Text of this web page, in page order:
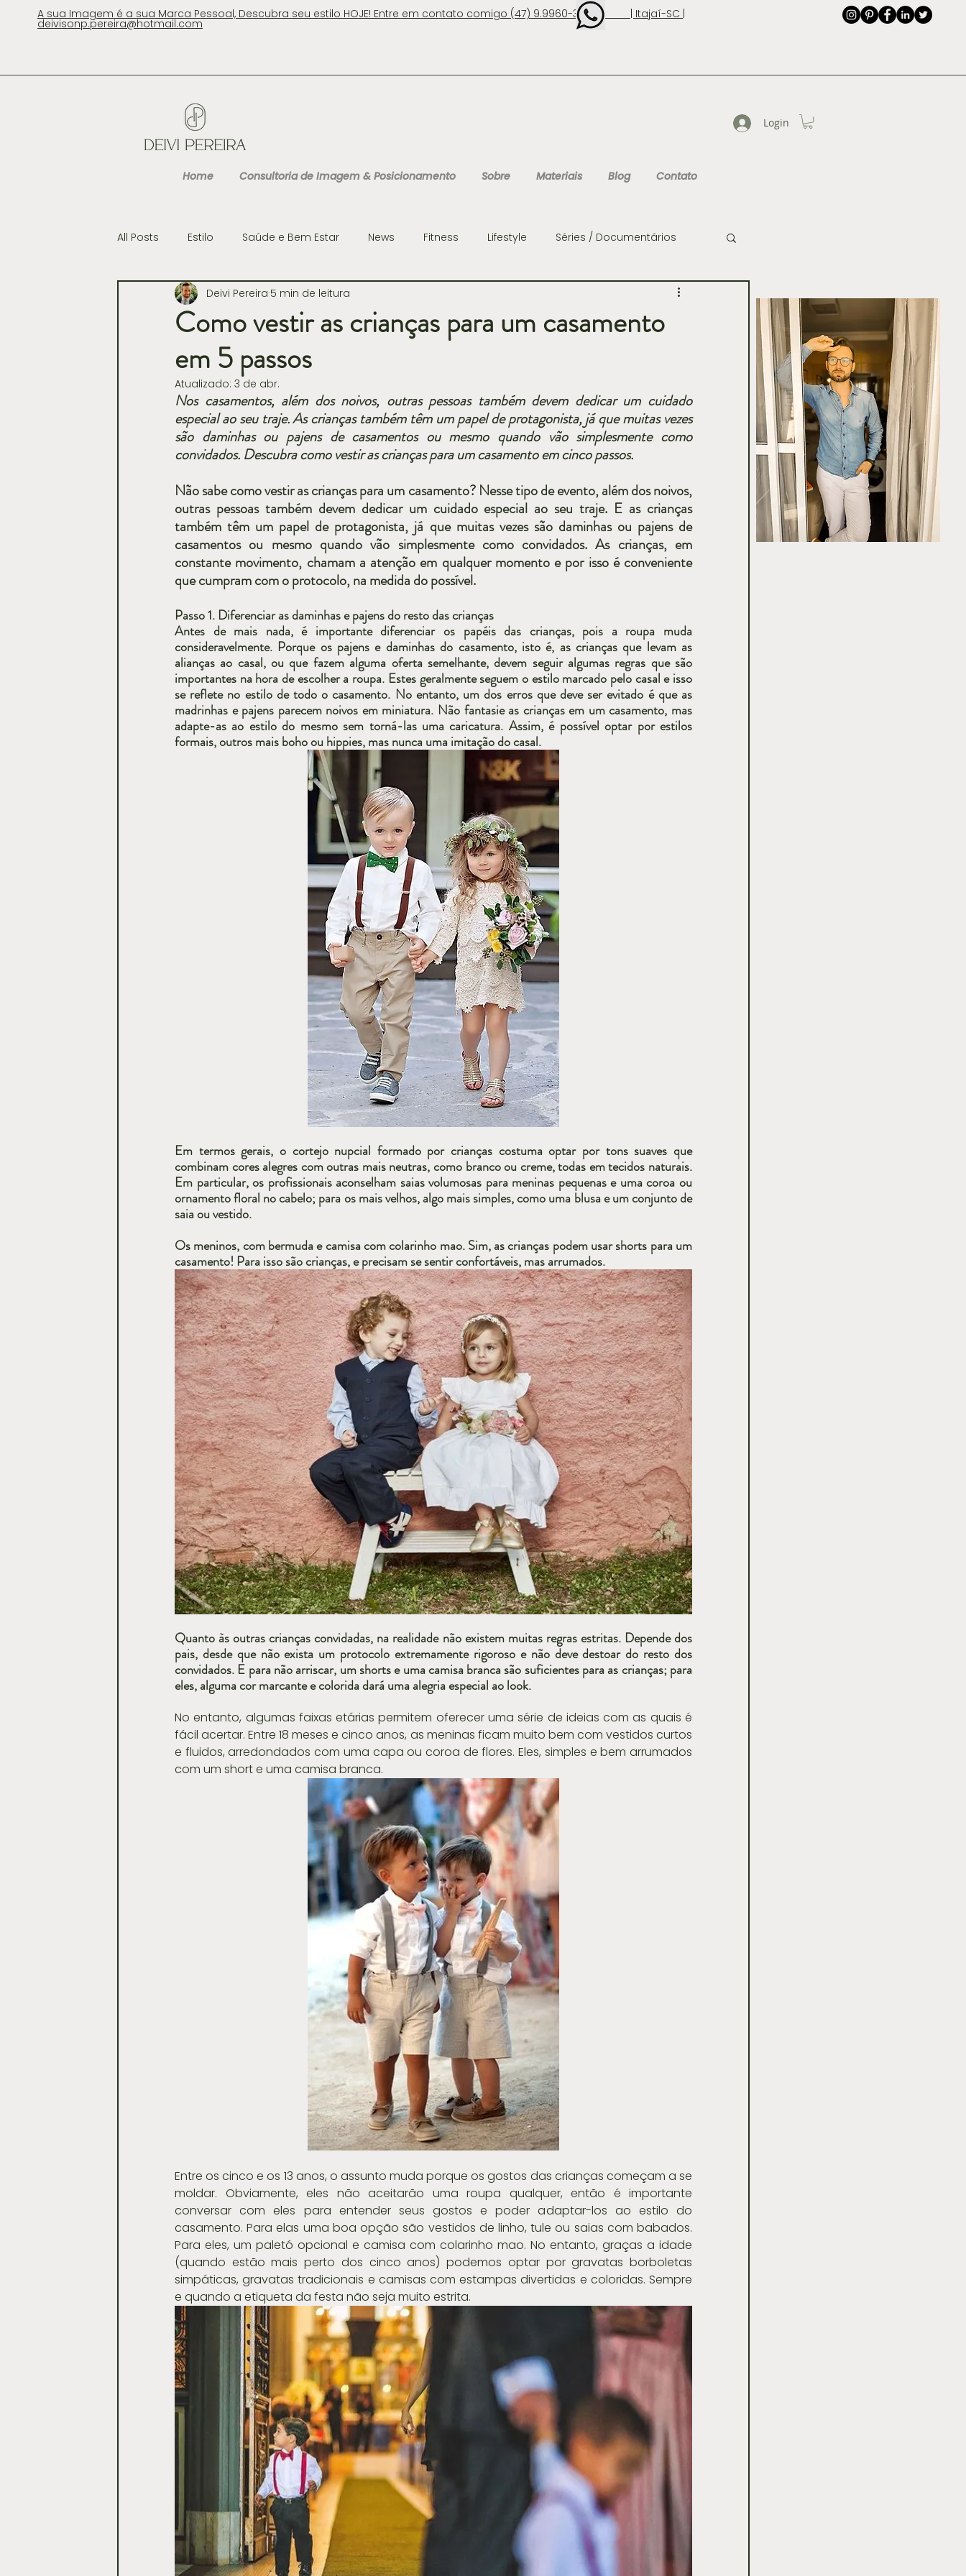
A sua Imagem é a sua Marca Pessoal, Descubra seu estilo HOJE! Entre em contato comigo (47) 9.9960-3131 | Itajaí-SC |
deivisonp.pereira@hotmail.com
Login
Home Consultoria de Imagem & Posicionamento Sobre Materiais Blog Contato
All Posts Estilo Saúde e Bem Estar News Fitness Lifestyle Séries / Documentários
Cultura Gastronomia e Viagens Consultoria de Imagem
Casamentos
Como vestir as crianças para um casamento
em 5 passos
Deivi Pereira 5 min de leitura
Atualizado: 3 de abr.
Nos casamentos, além dos noivos, outras pessoas também devem dedicar um cuidado
especial ao seu traje. As crianças também têm um papel de protagonista, já que muitas vezes
são daminhas ou pajens de casamentos ou mesmo quando vão simplesmente como
convidados. Descubra como vestir as crianças para um casamento em cinco passos.
Não sabe como vestir as crianças para um casamento? Nesse tipo de evento, além dos noivos,
outras pessoas também devem dedicar um cuidado especial ao seu traje. E as crianças
também têm um papel de protagonista, já que muitas vezes são daminhas ou pajens de
casamentos ou mesmo quando vão simplesmente como convidados. As crianças, em
constante movimento, chamam a atenção em qualquer momento e por isso é conveniente
que cumpram com o protocolo, na medida do possível.
Passo 1. Diferenciar as daminhas e pajens do resto das crianças
Antes de mais nada, é importante diferenciar os papéis das crianças, pois a roupa muda
consideravelmente. Porque os pajens e daminhas do casamento, isto é, as crianças que levam as
alianças ao casal, ou que fazem alguma oferta semelhante, devem seguir algumas regras que são
importantes na hora de escolher a roupa. Estes geralmente seguem o estilo marcado pelo casal e isso
se reflete no estilo de todo o casamento. No entanto, um dos erros que deve ser evitado é que as
madrinhas e pajens parecem noivos em miniatura. Não fantasie as crianças em um casamento, mas
adapte-as ao estilo do mesmo sem torná-las uma caricatura. Assim, é possível optar por estilos
formais, outros mais boho ou hippies, mas nunca uma imitação do casal.
Em termos gerais, o cortejo nupcial formado por crianças costuma optar por tons suaves que
combinam cores alegres com outras mais neutras, como branco ou creme, todas em tecidos naturais.
Em particular, os profissionais aconselham saias volumosas para meninas pequenas e uma coroa ou
ornamento floral no cabelo; para os mais velhos, algo mais simples, como uma blusa e um conjunto de
saia ou vestido.
Os meninos, com bermuda e camisa com colarinho mao. Sim, as crianças podem usar shorts para um
casamento! Para isso são crianças, e precisam se sentir confortáveis, mas arrumados.
Quanto às outras crianças convidadas, na realidade não existem muitas regras estritas. Depende dos
pais, desde que não exista um protocolo extremamente rigoroso e não deve destoar do resto dos
convidados. E para não arriscar, um shorts e uma camisa branca são suficientes para as crianças; para
eles, alguma cor marcante e colorida dará uma alegria especial ao look.
No entanto, algumas faixas etárias permitem oferecer uma série de ideias com as quais é
fácil acertar. Entre 18 meses e cinco anos, as meninas ficam muito bem com vestidos curtos
e fluidos, arredondados com uma capa ou coroa de flores. Eles, simples e bem arrumados
com um short e uma camisa branca.
Entre os cinco e os 13 anos, o assunto muda porque os gostos das crianças começam a se
moldar. Obviamente, eles não aceitarão uma roupa qualquer, então é importante
conversar com eles para entender seus gostos e poder adaptar-los ao estilo do
casamento. Para elas uma boa opção são vestidos de linho, tule ou saias com babados.
Para eles, um paletó opcional e camisa com colarinho mao. No entanto, graças a idade
(quando estão mais perto dos cinco anos) podemos optar por gravatas borboletas
simpáticas, gravatas tradicionais e camisas com estampas divertidas e coloridas. Sempre
e quando a etiqueta da festa não seja muito estrita.